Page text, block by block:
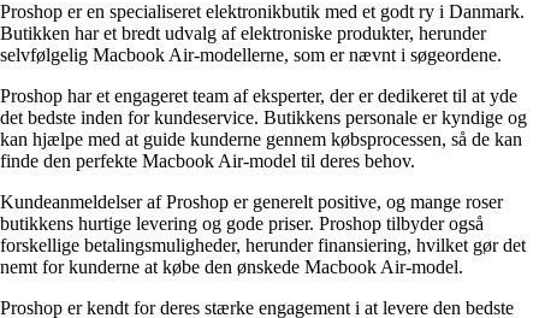
Proshop er en specialiseret elektronikbutik med et godt ry i Danmark.
Butikken har et bredt udvalg af elektroniske produkter, herunder
selvfølgelig Macbook Air-modellerne, som er nævnt i søgeordene.
Proshop har et engageret team af eksperter, der er dedikeret til at yde
det bedste inden for kundeservice. Butikkens personale er kyndige og
kan hjælpe med at guide kunderne gennem købsprocessen, så de kan
finde den perfekte Macbook Air-model til deres behov.
Kundeanmeldelser af Proshop er generelt positive, og mange roser
butikkens hurtige levering og gode priser. Proshop tilbyder også
forskellige betalingsmuligheder, herunder finansiering, hvilket gør det
nemt for kunderne at købe den ønskede Macbook Air-model.
Proshop er kendt for deres stærke engagement i at levere den bedste